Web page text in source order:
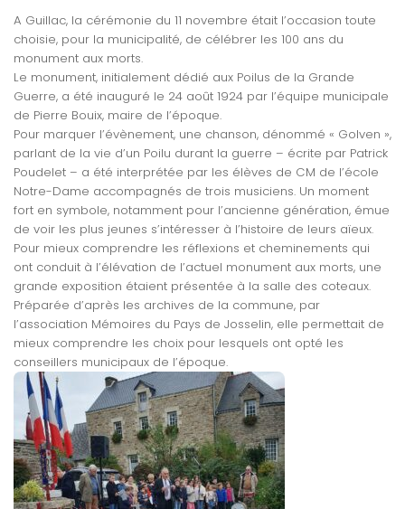
A Guillac, la cérémonie du 11 novembre était l’occasion toute
choisie, pour la municipalité, de célébrer les 100 ans du
monument aux morts.
Le monument, initialement dédié aux Poilus de la Grande
Guerre, a été inauguré le 24 août 1924 par l’équipe municipale
de Pierre Bouix, maire de l’époque.
Pour marquer l’évènement, une chanson, dénommé « Golven »,
parlant de la vie d’un Poilu durant la guerre – écrite par Patrick
Poudelet – a été interprétée par les élèves de CM de l’école
Notre-Dame accompagnés de trois musiciens. Un moment
fort en symbole, notamment pour l’ancienne génération, émue
de voir les plus jeunes s’intéresser à l’histoire de leurs aïeux.
Pour mieux comprendre les réflexions et cheminements qui
ont conduit à l’élévation de l’actuel monument aux morts, une
grande exposition étaient présentée à la salle des coteaux.
Préparée d’après les archives de la commune, par
l’association Mémoires du Pays de Josselin, elle permettait de
mieux comprendre les choix pour lesquels ont opté les
conseillers municipaux de l’époque.